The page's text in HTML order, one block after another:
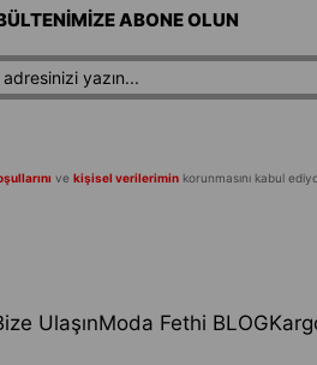
ABONE OLUN
ve kişisel verileriminkorunmasını kabul
UlaşınModa Fethi BLOG